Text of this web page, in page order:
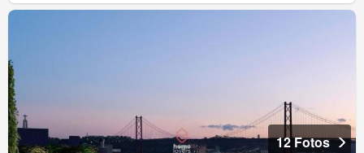
12 Fotos